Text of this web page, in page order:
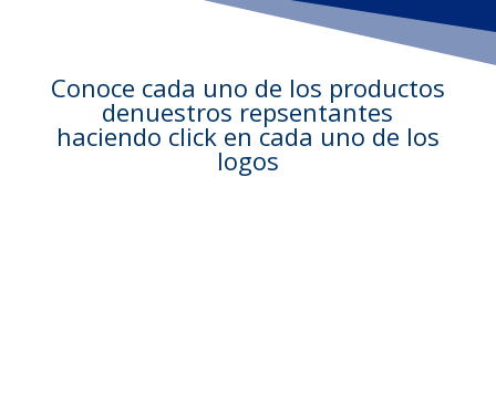
Conoce cada uno de los productos
denuestros repsentantes
haciendo click en cada uno de los
logos